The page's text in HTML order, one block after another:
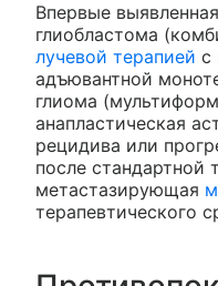
Впервые
глиобластома
лучевой терапией с
адъювантной
глиома
анапластическая
рецидива или
после стандартной
метастазирующая
терапевтического